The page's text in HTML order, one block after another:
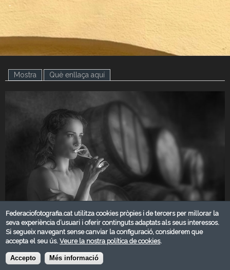
.
Mostra (pestanya activa)
Què enllaça aquí
Federaciofotografia.cat utilitza cookies pròpies i de tercers per millorar la
seva experiència d’usuari i oferir continguts adaptats als seus interessos.
Si segueix navegant sense canviar la configuració, considerem que
accepta el seu ús.Veure la nostra política de cookies.
Accepto Més informació